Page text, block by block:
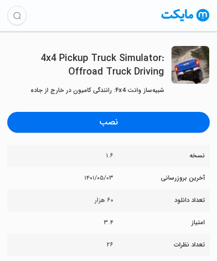
4x4 Pickup Truck Simulator:
Offroad Truck Driving
شبیه‌ساز وانت ۴x4: رانندگی کامیون در خارج از جاده
نصب
نسخه ۱.۶
آخرین بروزرسانی ۱۴۰۱/۰۵/۰۳
تعداد دانلود ۶۰ هزار
امتیاز ۳.۴
تعداد نظرات ۲۶